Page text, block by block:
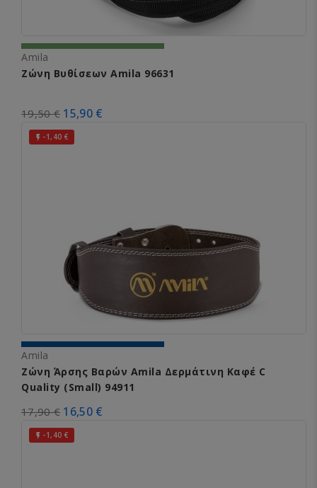
Amila
Ζώνη Βυθίσεων Amila 96631
19,50 € 15,90 €
 -1,40 €
Amila
Ζώνη Άρσης Βαρών Amila Δερμάτινη Καφέ C
Quality (Small) 94911
17,90 € 16,50 €
 -1,40 €